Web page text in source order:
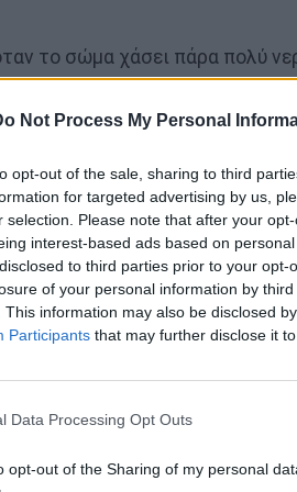
Not Process My Personal
opt-out of the sale, sharing to third
for targeted advertising by us,
selection. Please note that after your
interest-based ads based on
to third parties prior to your
of your personal information by
This information may also be disclosed
Participants that may further disclose it
Data Processing Opt Outs
opt-out of the Sharing of my personal
το σώμα χάσει πάρα πολύ
Μπορεί να ξεκινήσει
άσκηση ή παιχνίδι στη
έκτακτης
παρουσιάζει τα εξής: